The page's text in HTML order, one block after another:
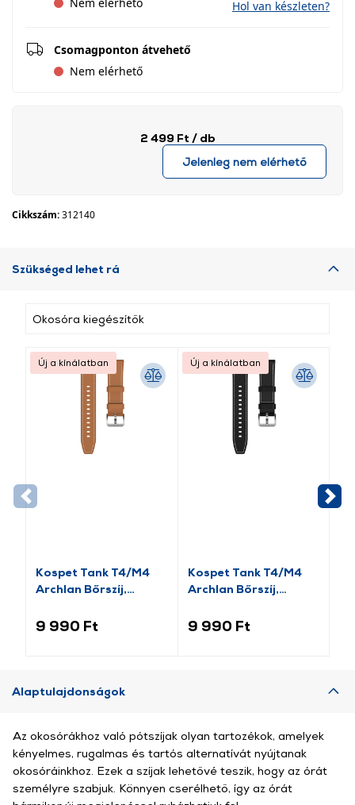
Hol van készleten?
Csomagponton átvehető
Nem elérhető
2 499 Ft / db
Jelenleg nem elérhető
Cikkszám:312140
Szükséged lehet rá
Okosóra kiegészítők
Kospet Tank T4/M4
Archlan Bőrszíj,
9 990 Ft
Új a kínálatban
Kospet Tank T4/M4
Archlan Bőrszíj,
9 990 Ft
Új a kínálatban
Alaptulajdonságok
Az okosórákhoz való pótszíjak olyan tartozékok, amelyek
kényelmes, rugalmas és tartós alternatívát nyújtanak
okosóráinkhoz. Ezek a szíjak lehetővé teszik, hogy az órát
személyre szabjuk. Könnyen cserélhető, így az órát